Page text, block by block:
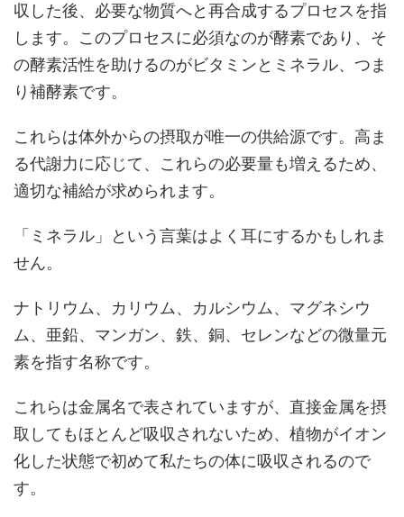
収した後、必要な物質へと再合成するプロセスを指
します。このプロセスに必須なのが酵素であり、そ
の酵素活性を助けるのがビタミンとミネラル、つま
り補酵素です。
これらは体外からの摂取が唯一の供給源です。高ま
る代謝力に応じて、これらの必要量も増えるため、
適切な補給が求められます。
「ミネラル」という言葉はよく耳にするかもしれま
せん。
ナトリウム、カリウム、カルシウム、マグネシウ
ム、亜鉛、マンガン、鉄、銅、セレンなどの微量元
素を指す名称です。
これらは金属名で表されていますが、直接金属を摂
取してもほとんど吸収されないため、植物がイオン
化した状態で初めて私たちの体に吸収されるので
す。